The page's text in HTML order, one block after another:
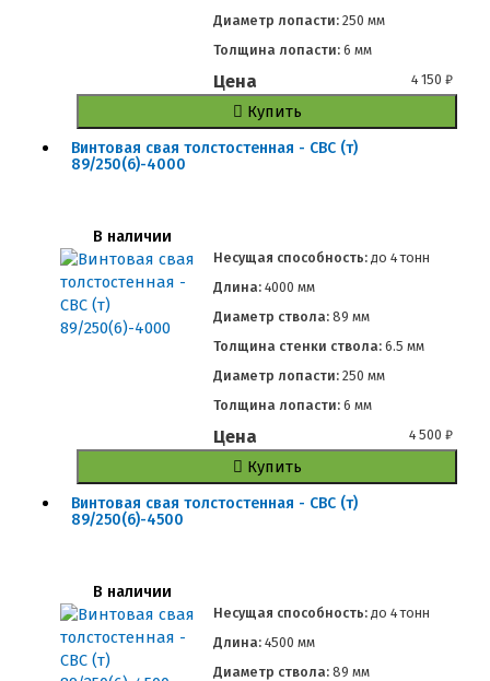
Диаметр лопасти:250 мм
Толщина лопасти:6 мм
Цена 4 150₽
Купить
Винтовая свая толстостенная - СВС (т)
89/250(6)-4000
В наличии
Несущая способность: до 4 тонн
Длина:4000 мм
Диаметр ствола:89 мм
Толщина стенки ствола:6.5 мм
Диаметр лопасти:250 мм
Толщина лопасти:6 мм
Цена 4 500₽
Купить
Винтовая свая толстостенная - СВС (т)
89/250(6)-4500
В наличии
Несущая способность: до 4 тонн
Длина:4500 мм
Диаметр ствола:89 мм